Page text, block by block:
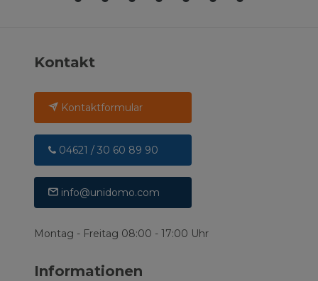
Kontakt
Kontaktformular
04621 / 30 60 89 90
info@unidomo.com
Montag - Freitag 08:00 - 17:00 Uhr
Informationen